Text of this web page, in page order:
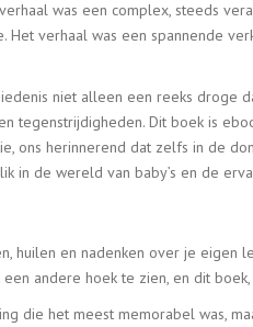
was een complex, steeds
Het verhaal was een spannende
niet alleen een reeks droge
tegenstrijdigheden. Dit boek is
ons herinnerend dat zelfs in de
in de wereld van baby’s en de
huilen en nadenken over je
andere hoek te zien, en dit
die het meest memorabel was,